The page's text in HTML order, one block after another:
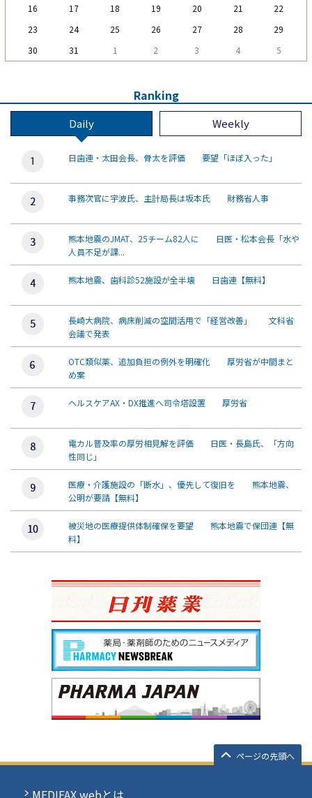
16
17 18 19 20 21
22
23
24 25 26 27 28
29
30
31 1 2 3 4 5
Ranking
Daily Weekly
日歯連・太田会長、骨太を評価 要望「ほぼ入った」
事務次官に宇波氏、主計局長は坂本氏 財務省人事
熊本地震のJMAT、25チーム82人に 日医・松本会長「水や
人員不足が課...
熊本地震、歯科診52施設が全半壊 日歯連【無料】
長崎大病院、病床削減の空間活用で「経営改善」 文科省
会議で発表
OTC類似薬、追加負担の例外を明確化 厚労省が中間まと
め案
ヘルスケアAX・DX推進へ司令塔設置 厚労省
電カル普及率の厚労相見解を評価 日医・長島氏、「方向
性同じ」
医療・介護施設の「断水」、優先して復旧を 熊本地震、
公明が要請【無料】
被災地の医療提供体制確保を要望 熊本地震で保団連【無
料】
ページの先頭へ
MEDIFAX webとは